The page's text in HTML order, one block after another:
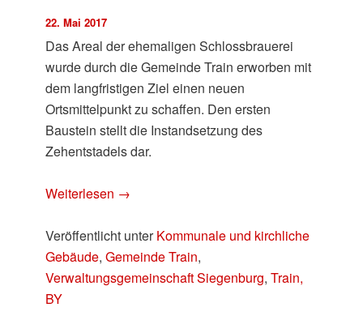
22. Mai 2017
Das Areal der ehemaligen Schlossbrauerei
wurde durch die Gemeinde Train erworben mit
dem langfristigen Ziel einen neuen
Ortsmittelpunkt zu schaffen. Den ersten
Baustein stellt die Instandsetzung des
Zehentstadels dar.
Weiterlesen →
Veröffentlicht unter Kommunale und kirchliche
Gebäude,Gemeinde Train,
Verwaltungsgemeinschaft Siegenburg,Train,
BY